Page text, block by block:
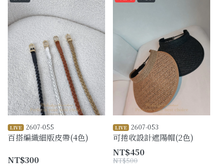
LIVE 2607-055
百搭編織細版皮帶(4色)
NT$300
LIVE 2607-053
可捲收設計遮陽帽(2色)
NT$450
NT$500